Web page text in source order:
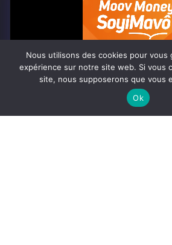
À PROPOS
Togo Post est un site
Tel : +228 98 42 82
Nous utilisons des cookies pour vous
expérience sur notre site web. Si vous
site, nous supposerons que vous
Ok